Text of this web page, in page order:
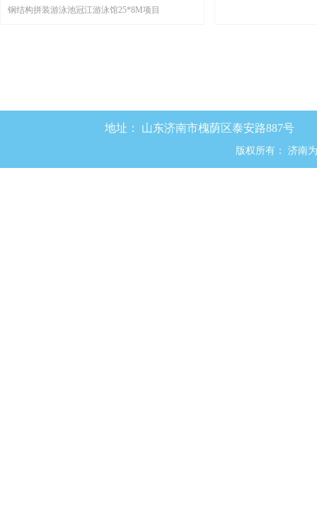
目
钢结构拼装游泳池冠江游泳馆25*8M项目
地址： 山东济南市槐荫区泰安路887号
版权所有： 济南